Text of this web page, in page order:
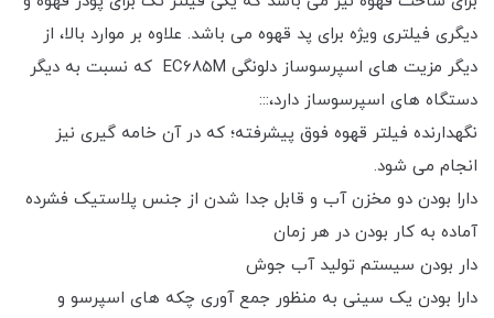
دیگری فیلتری ویژه برای پد قهوه می باشد. علاوه بر موارد بالا، از
دیگر مزیت های اسپرسوساز دلونگی EC685M که نسبت به دیگر
دستگاه های اسپرسوساز دارد،:::
نگهدارنده فیلتر قهوه فوق پیشرفته؛ که در آن خامه گیری نیز
انجام می شود.
دارا بودن دو مخزن آب و قابل جدا شدن از جنس پلاستیک فشرده
آماده به کار بودن در هر زمان
دار بودن سیستم تولید آب جوش
دارا بودن یک سینی به منظور جمع آوری چکه های اسپرسو و